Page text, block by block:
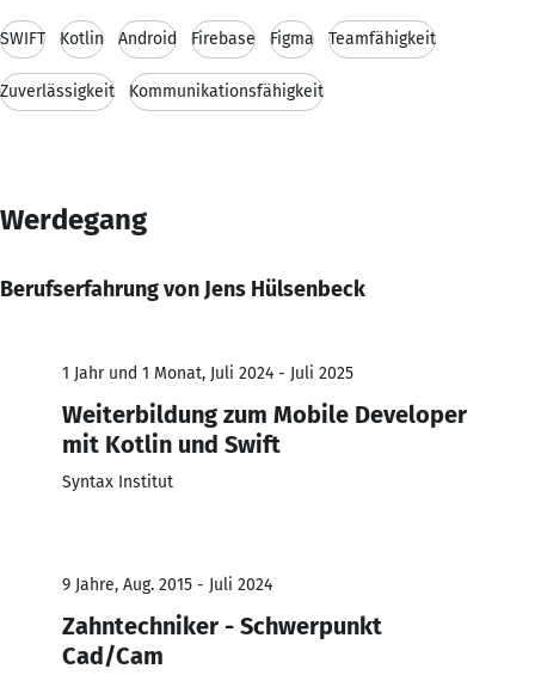
SWIFT Kotlin Android Firebase Figma Teamfähigkeit
Zuverlässigkeit Kommunikationsfähigkeit
Werdegang
Berufserfahrung von Jens Hülsenbeck
1 Jahr und 1 Monat, Juli 2024 - Juli 2025
Weiterbildung zum Mobile Developer
mit Kotlin und Swift
Syntax Institut
9 Jahre, Aug. 2015 - Juli 2024
Zahntechniker - Schwerpunkt
Cad/Cam